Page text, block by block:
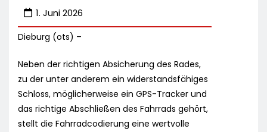
1. Juni 2026
Dieburg (ots) –
Neben der richtigen Absicherung des Rades,
zu der unter anderem ein widerstandsfähiges
Schloss, möglicherweise ein GPS-Tracker und
das richtige Abschließen des Fahrrads gehört,
stellt die Fahrradcodierung eine wertvolle